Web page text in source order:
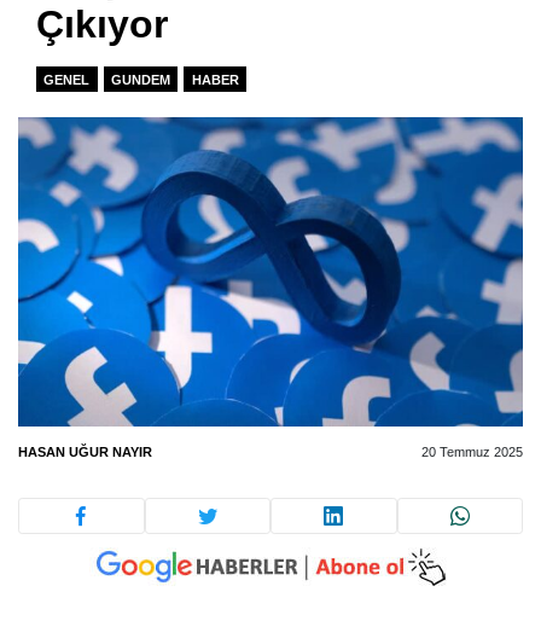
Çıkıyor
GENEL GUNDEM HABER
HASAN UĞUR NAYIR 20 Temmuz 2025